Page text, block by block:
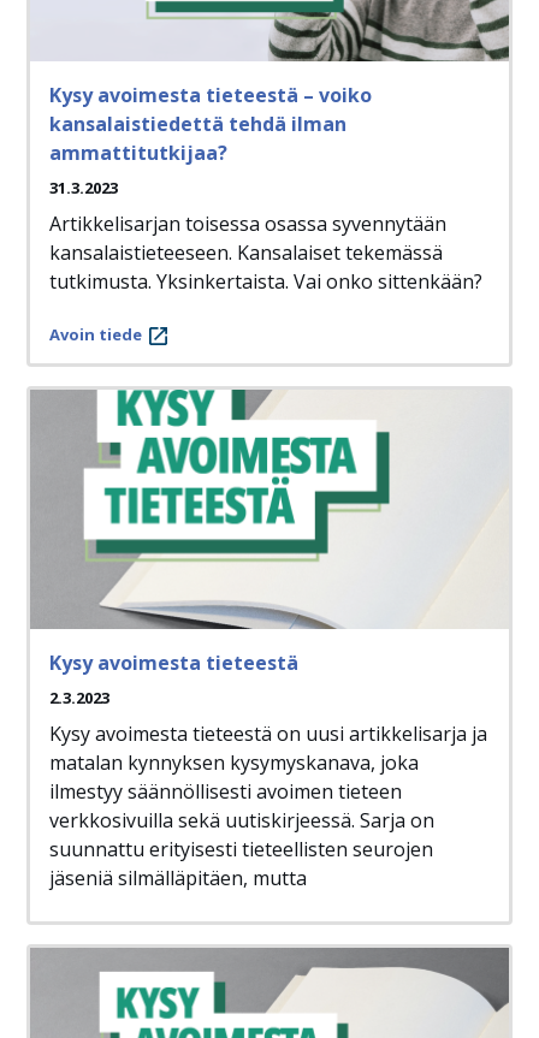
Kysy avoimesta tieteestä – voiko
kansalaistiedettä tehdä ilman
ammattitutkijaa?
31.3.2023
Artikkelisarjan toisessa osassa syvennytään
kansalaistieteeseen. Kansalaiset tekemässä
tutkimusta. Yksinkertaista. Vai onko sittenkään?
Avoin tiede
Kysy avoimesta tieteestä
2.3.2023
Kysy avoimesta tieteestä on uusi artikkelisarja ja
matalan kynnyksen kysymyskanava, joka
ilmestyy säännöllisesti avoimen tieteen
verkkosivuilla sekä uutiskirjeessä. Sarja on
suunnattu erityisesti tieteellisten seurojen
jäseniä silmälläpitäen, mutta